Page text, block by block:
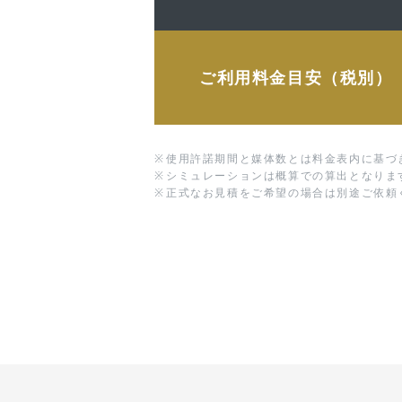
ご利用料金目安（税別）
※ 使用許諾期間と媒体数とは料金表内に基づ
※ シミュレーションは概算での算出となりま
※ 正式なお見積をご希望の場合は別途ご依頼